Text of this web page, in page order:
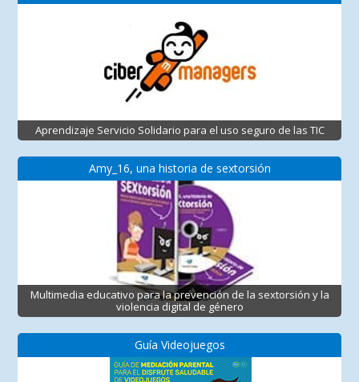
Aprendizaje Servicio Solidario para el uso seguro de las TIC
Amy_16, una historia de sextorsión
Multimedia educativo para la prevención de la sextorsión y la
violencia digital de género
Guía Videojuegos